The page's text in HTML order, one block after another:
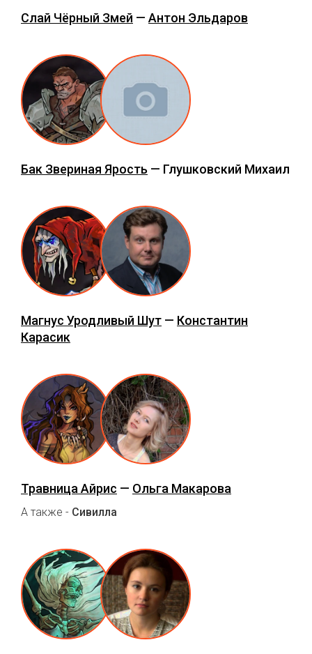
Слай Чёрный Змей — Антон Эльдаров
Бак Звериная Ярость — Глушковский Михаил
Магнус Уродливый Шут — Константин
Карасик
Травница Айрис — Ольга Макарова
А также - Сивилла